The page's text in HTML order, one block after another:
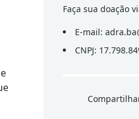
Faça sua doação
E-mail:
CNPJ: